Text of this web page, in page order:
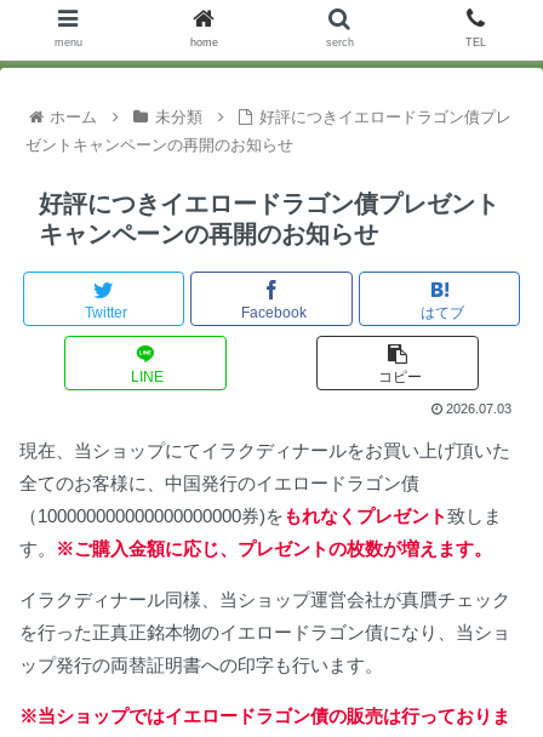
ホーム 未分類
好評につきイエロードラゴン債プレ
ゼントキャンペーンの再開のお知らせ
好評につきイエロードラゴン債プレゼント
キャンペーンの再開のお知らせ
Twitter Facebook はてブ
LINE コピー
2026.07.03
現在、当ショップにてイラクディナールをお買い上げ頂いた
全てのお客様に、中国発行のイエロードラゴン債
（100000000000000000000券)をもれなくプレゼント致しま
す。
※ご購入金額に応じ、プレゼントの枚数が増えます。
イラクディナール同様、当ショップ運営会社が真贋チェック
を行った正真正銘本物のイエロードラゴン債になり、当ショ
ップ発行の両替証明書への印字も行います。
※当ショップではイエロードラゴン債の販売は行っておりま
menu home serch TEL